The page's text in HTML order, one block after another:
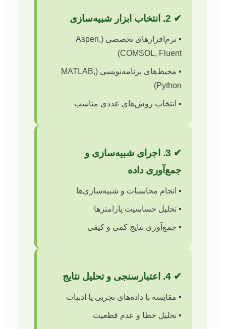
✔ 2. انتخاب ابزار شبیه‌سازی
▪️ نرم‌افزارهای تخصصی (Aspen,
COMSOL, Fluent)
▪️ محیط‌های برنامه‌نویسی (MATLAB,
Python)
▪️ انتخاب روش‌های عددی مناسب
✔ 3. اجرای شبیه‌سازی و
جمع‌آوری داده
▪️ انجام محاسبات و شبیه‌سازی‌ها
▪️ تحلیل حساسیت پارامترها
▪️ جمع‌آوری نتایج کمی و کیفی
✔ 4. اعتبارسنجی و تحلیل نتایج
▪️ مقایسه با داده‌های تجربی یا ادبیات
▪️ تحلیل خطا و عدم قطعیت